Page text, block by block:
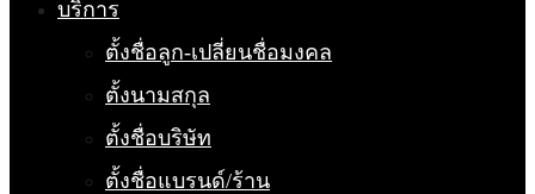
บริการ
ตั้งชื่อลูก-เปลี่ยนชื่อมงคล
ตั้งนามสกุล
ตั้งชื่อบริษัท
ตั้งชื่อแบรนด์/ร้าน